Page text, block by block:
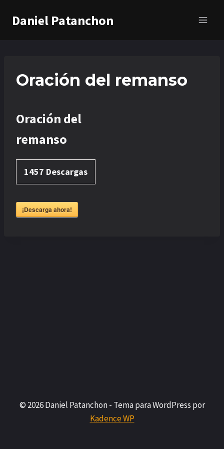
Daniel Patanchon
Oración del remanso
Oración del
remanso
1457 Descargas
¡Descarga ahora!
© 2026 Daniel Patanchon - Tema para WordPress por
Kadence WP